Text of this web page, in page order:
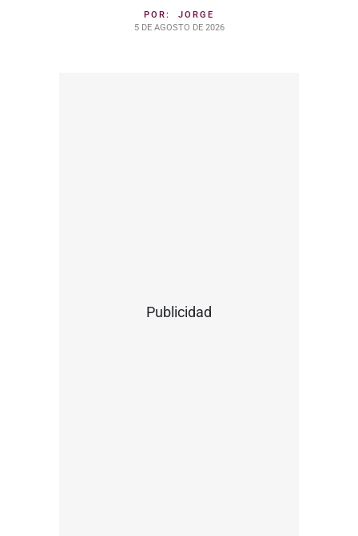
POR: JORGE
5 DE AGOSTO DE 2026
Publicidad